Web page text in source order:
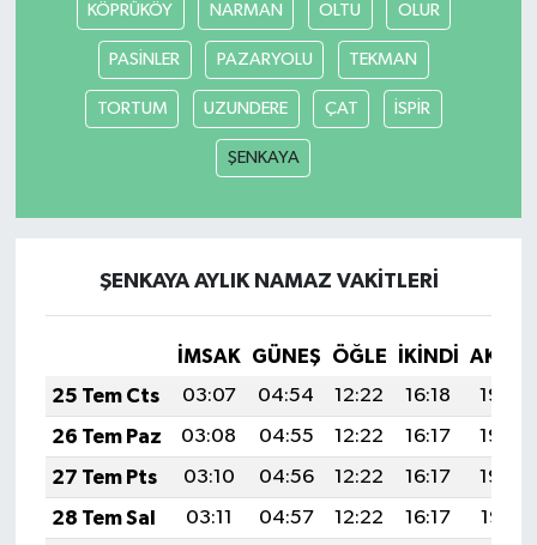
KÖPRÜKÖY NARMAN OLTU OLUR
PASİNLER PAZARYOLU TEKMAN
TORTUM UZUNDERE ÇAT İSPİR
ŞENKAYA
ŞENKAYA AYLIK NAMAZ VAKITLERI
İMSAK GÜNEŞ ÖĞLE İKINDI
25 Tem Cts
03:07 04:54 12:22 16:18
19:40
26 Tem Paz
03:08 04:55 12:22 16:17
19:40
27 Tem Pts
03:10 04:56 12:22 16:17
19:39
28 Tem Sal
03:11 04:57 12:22 16:17
19:38